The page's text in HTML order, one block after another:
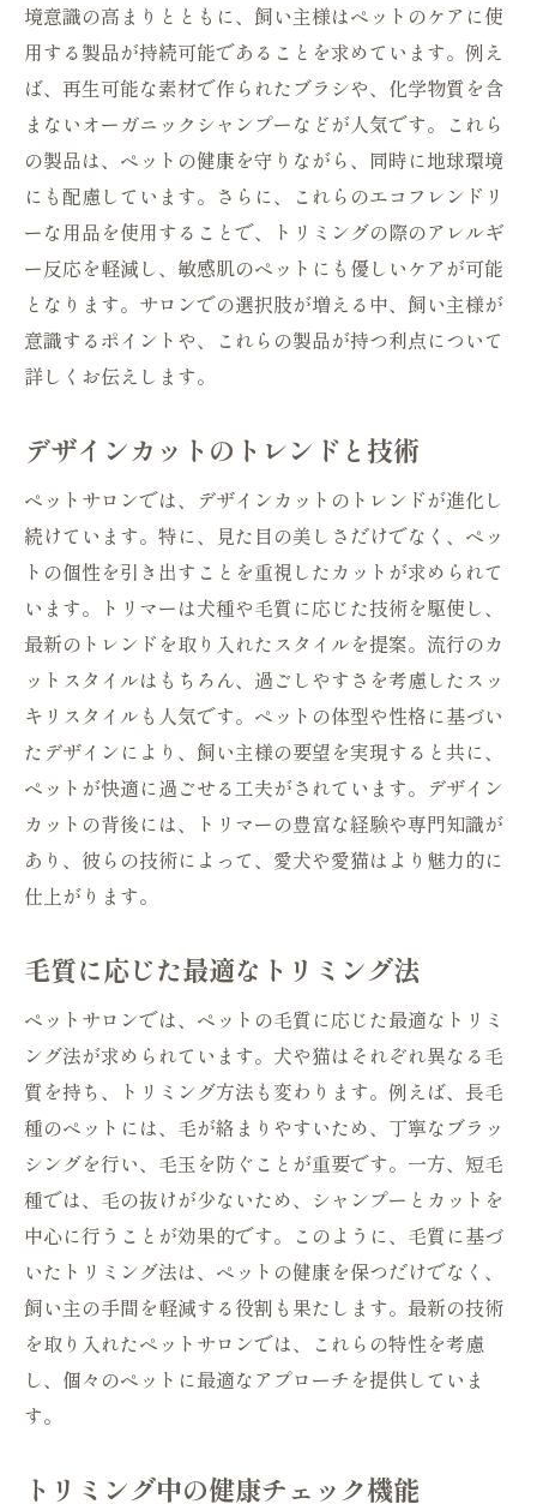
境意識の高まりとともに、飼い主様はペットのケアに使
用する製品が持続可能であることを求めています。例え
ば、再生可能な素材で作られたブラシや、化学物質を含
まないオーガニックシャンプーなどが人気です。これら
の製品は、ペットの健康を守りながら、同時に地球環境
にも配慮しています。さらに、これらのエコフレンドリ
ーな用品を使用することで、トリミングの際のアレルギ
ー反応を軽減し、敏感肌のペットにも優しいケアが可能
となります。サロンでの選択肢が増える中、飼い主様が
意識するポイントや、これらの製品が持つ利点について
詳しくお伝えします。
デザインカットのトレンドと技術
ペットサロンでは、デザインカットのトレンドが進化し
続けています。特に、見た目の美しさだけでなく、ペッ
トの個性を引き出すことを重視したカットが求められて
います。トリマーは犬種や毛質に応じた技術を駆使し、
最新のトレンドを取り入れたスタイルを提案。流行のカ
ットスタイルはもちろん、過ごしやすさを考慮したスッ
キリスタイルも人気です。ペットの体型や性格に基づい
たデザインにより、飼い主様の要望を実現すると共に、
ペットが快適に過ごせる工夫がされています。デザイン
カットの背後には、トリマーの豊富な経験や専門知識が
あり、彼らの技術によって、愛犬や愛猫はより魅力的に
仕上がります。
毛質に応じた最適なトリミング法
ペットサロンでは、ペットの毛質に応じた最適なトリミ
ング法が求められています。犬や猫はそれぞれ異なる毛
質を持ち、トリミング方法も変わります。例えば、長毛
種のペットには、毛が絡まりやすいため、丁寧なブラッ
シングを行い、毛玉を防ぐことが重要です。一方、短毛
種では、毛の抜けが少ないため、シャンプーとカットを
中心に行うことが効果的です。このように、毛質に基づ
いたトリミング法は、ペットの健康を保つだけでなく、
飼い主の手間を軽減する役割も果たします。最新の技術
を取り入れたペットサロンでは、これらの特性を考慮
し、個々のペットに最適なアプローチを提供していま
す。
トリミング中の健康チェック機能